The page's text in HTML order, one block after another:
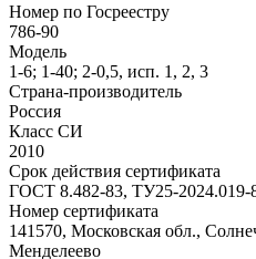
Номер по Госреестру
786-90
Модель
1-6; 1-40; 2-0,5, исп. 1, 2, 3
Страна-производитель
Россия
Класс СИ
2010
Срок действия сертификата
ГОСТ 8.482-83, ТУ25-2024.019-
Номер сертификата
141570, Московская обл.,
Менделеево